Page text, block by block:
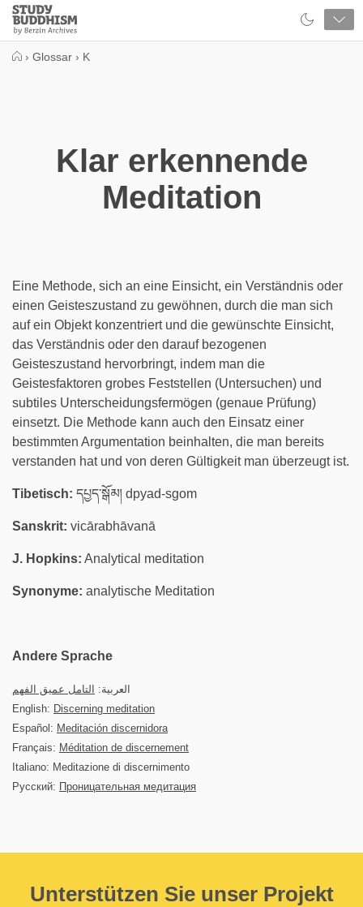
Close
Study
Buddhism
› Glossar › K
Klar erkennende
Meditation
Eine Methode, sich an eine Einsicht, ein Verständnis oder
einen Geisteszustand zu gewöhnen, durch die man sich
auf ein Objekt konzentriert und die gewünschte Einsicht,
das Verständnis oder den darauf bezogenen
Geisteszustand hervorbringt, indem man die
Geistesfaktoren grobes Feststellen (Untersuchen) und
subtiles Unterscheidungsfermögen (genaue Prüfung)
einsetzt. Die Methode kann auch den Einsatz einer
bestimmten Argumentation beinhalten, die man bereits
verstanden hat und von deren Gültigkeit man überzeugt ist.
Tibetisch: དཔྱད་སྒོམ། dpyad-sgom
Sanskrit: vicārabhāvanā
J. Hopkins: Analytical meditation
Synonyme: analytische Meditation
Andere Sprache
العربية:
التامل عميق الفهم
English: Discerning meditation
Español: Meditación discernidora
Français: Méditation de discernement
Italiano: Meditazione di discernimento
Русский: Проницательная медитация
Unterstützen Sie unser Projekt